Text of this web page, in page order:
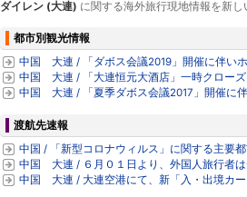
ダイレン (大連) に関する海外旅行現地情報を新し
都市別観光情報
中国 大連 / 「ダボス会議2019」開催に伴い
中国 大連 / 「大連恒元大酒店」一時クローズ
中国 大連 / 「夏季ダボス会議2017」開催に
渡航先速報
中国 / 「新型コロナウィルス」に関する主要
中国 大連 / ６月０１日より、外国人旅行者
中国 大連 / 大連空港にて、新「入・出境カ